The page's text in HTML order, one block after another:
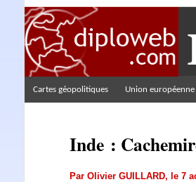
Cartes géopolitiques Union européenne
Inde :
Par Olivier GUILLARD, le 7